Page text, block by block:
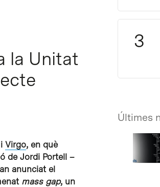
la Unitat
Virgo, en què
de Jordi Portell –
anunciat el
mass gap, un
Últimes